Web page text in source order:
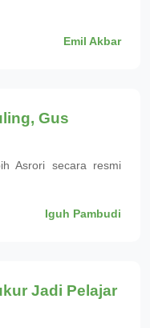
Emil Akbar
Gus
Asrori secara resmi
Iguh Pambudi
Jadi Pelajar